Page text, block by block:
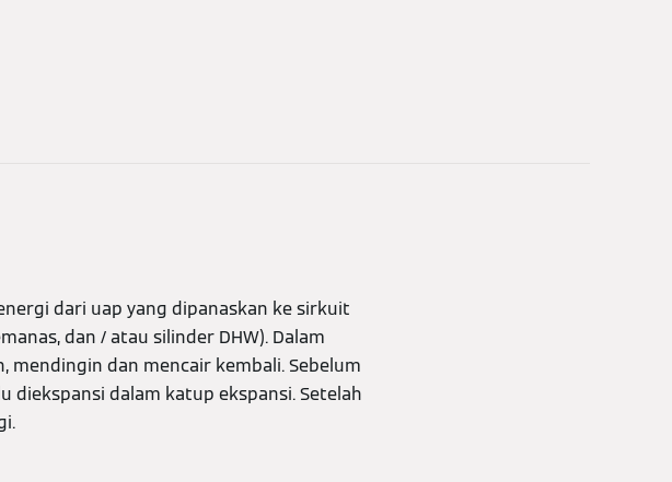
dari uap yang dipanaskan ke sirkuit
dan / atau silinder DHW). Dalam
mendingin dan mencair kembali. Sebelum
dalam katup ekspansi. Setelah